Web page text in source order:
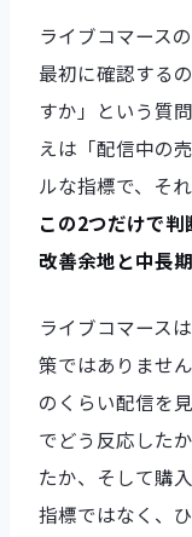
ライブコマース
最初に確認する
すか」という質
えは「配信中の
ルな指標で、そ
この2つだけで
改善余地と中長
ライブコマース
策ではありませ
のくらい配信を
でどう反応した
たか、そして購
指標ではなく、